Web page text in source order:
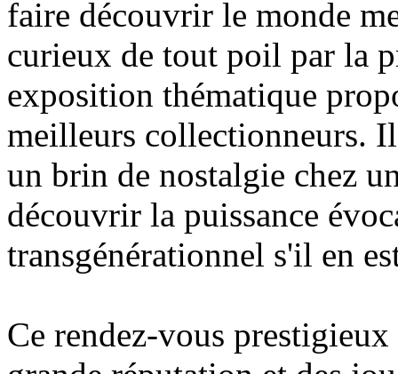
faire découvrir le monde
curieux de tout poil par la
exposition thématique
meilleurs collectionneurs.
un brin de nostalgie chez
découvrir la puissance
transgénérationnel s'il en
Ce rendez-vous